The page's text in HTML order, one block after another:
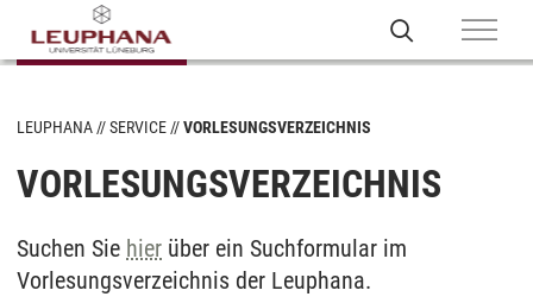
LEUPHANA SERVICE VORLESUNGSVERZEICHNIS
VORLESUNGSVERZEICHNIS
Suchen Sie hier über ein Suchformular im
Vorlesungsverzeichnis der Leuphana.